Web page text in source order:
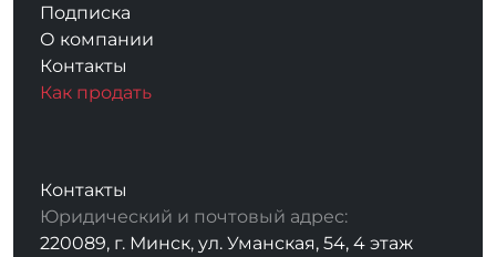
Подписка
О компании
Контакты
Как продать
Контакты
Юридический и почтовый адрес:
220089, г. Минск, ул. Уманская, 54, 4 этаж